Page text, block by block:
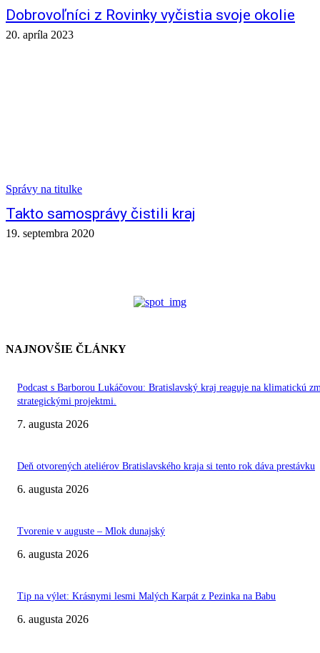
Dobrovoľníci z Rovinky vyčistia svoje okolie
20. apríla 2023
Správy na titulke
Takto samosprávy čistili kraj
19. septembra 2020
NAJNOVŠIE ČLÁNKY
Podcast s Barborou Lukáčovou: Bratislavský kraj reaguje na klimatickú
strategickými projektmi.
7. augusta 2026
Deň otvorených ateliérov Bratislavského kraja si tento rok dáva prestávku
6. augusta 2026
Tvorenie v auguste – Mlok dunajský
6. augusta 2026
Tip na výlet: Krásnymi lesmi Malých Karpát z Pezinka na Babu
6. augusta 2026